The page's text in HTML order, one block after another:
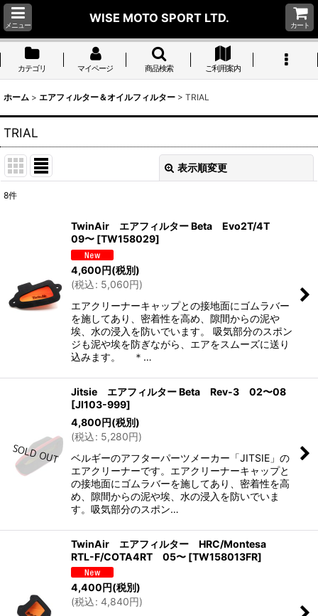
メニュー
WISE MOTO SPORT LTD.
カート
カテゴリ マイページ 商品検索 ご利用案内
ホーム > エアフィルター＆オイルフィルター > TRIAL
TRIAL
表示順変更
絞り込む
8件
TwinAir エアフィルター Beta Evo2T/4T
09〜 [TW158029]
4,600円(税別)
(税込: 5,060円)
エアクリーナーキャップとの接地面にゴムラバー
を施してあり、密着性を高め、隙間からの泥や
埃、水の浸入を防いでいます。 吸気部分のスポン
ジも泥や埃を防ぎながら、エアをスムーズに送り
込みます。 ＊…
Jitsie エアフィルター Beta Rev-3 02〜08
[JI103-999]
4,800円(税別)
(税込: 5,280円)
ベルギーのアフターパーツメーカー「JITSIE」の
エアクリーナーです。エアクリーナーキャップと
の接地面にゴムラバーを施してあり、密着性を高
め、隙間からの泥や埃、水の浸入を防いでいま
す。吸気部分のスポン…
TwinAir エアフィルター HRC/Montesa
RTL-F/COTA4RT 05〜 [TW158013FR]
4,400円(税別)
(税込: 4,840円)